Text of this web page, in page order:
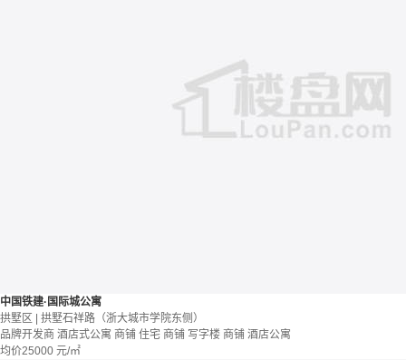
中国铁建·国际城公寓
拱墅区 | 拱墅石祥路（浙大城市学院东侧）
品牌开发商 酒店式公寓 商铺 住宅 商铺 写字楼 商铺 酒店公寓
均价25000 元/㎡